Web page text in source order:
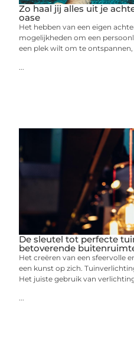
Zo haal jij alles uit je
oase
Het hebben van een eigen
mogelijkheden om een
een plek wilt om te
...
De sleutel tot perfecte
betoverende
Het creëren van een sfeervolle
een kunst op zich.
Het juiste gebruik van
...